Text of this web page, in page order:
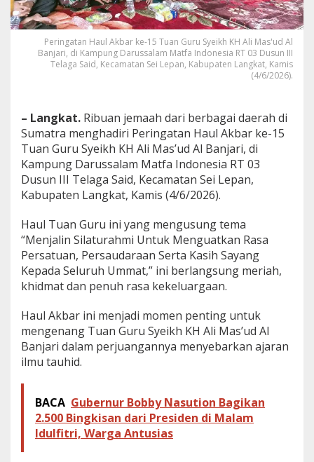
a
u
l
T
u
a
r
u
S
y
e
i
k
K
H
A
l
i
M
s
'
u
d
a
n
j
a
Peringatan Haul Akbar ke-15 Tuan Guru Syeikh KH Ali Mas'ud Al
Banjari, di Kampung Darussalam Matfa Indonesia RT 03 Dusun III
Telaga Said, Kecamatan Sei Lepan, Kabupaten Langkat, Kamis
(4/6/2026).
– Langkat. Ribuan jemaah dari berbagai daerah di
Sumatra menghadiri Peringatan Haul Akbar ke-15
Tuan Guru Syeikh KH Ali Mas’ud Al Banjari, di
Kampung Darussalam Matfa Indonesia RT 03
Dusun III Telaga Said, Kecamatan Sei Lepan,
Kabupaten Langkat, Kamis (4/6/2026).
Haul Tuan Guru ini yang mengusung tema
“Menjalin Silaturahmi Untuk Menguatkan Rasa
Persatuan, Persaudaraan Serta Kasih Sayang
Kepada Seluruh Ummat,” ini berlangsung meriah,
khidmat dan penuh rasa kekeluargaan.
Haul Akbar ini menjadi momen penting untuk
mengenang Tuan Guru Syeikh KH Ali Mas’ud Al
Banjari dalam perjuangannya menyebarkan ajaran
ilmu tauhid.
BACA Gubernur Bobby Nasution Bagikan
2.500 Bingkisan dari Presiden di Malam
Idulfitri, Warga Antusias